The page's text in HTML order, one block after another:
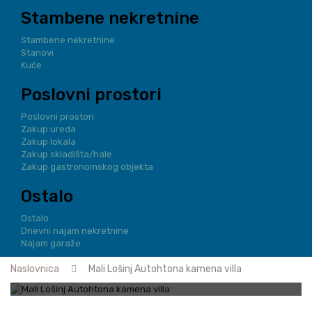
Stambene nekretnine
Stambene nekretnine
Stanovi
Kuće
Poslovni prostori
Poslovni prostori
Zakup ureda
Zakup lokala
Zakup skladišta/hale
Zakup gastronomskog objekta
Ostalo
Ostalo
Dnevni najam nekretnine
Najam garaže
Naslovnica Mali Lošinj Autohtona kamena villa